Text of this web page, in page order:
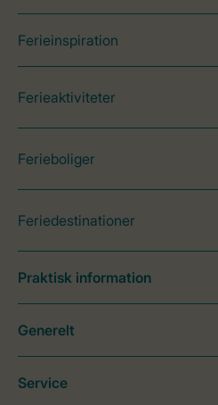
Ferieinspiration
Ferieaktiviteter
Ferieboliger
Feriedestinationer
Praktisk information
Generelt
Service